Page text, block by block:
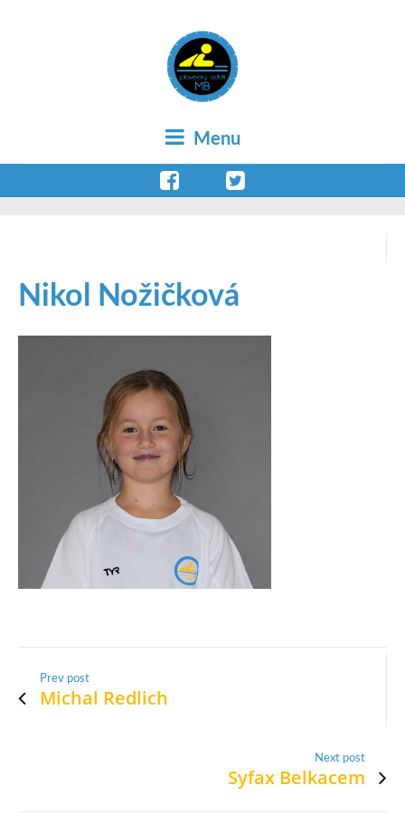
Menu
Nikol Nožičková
Prev post
Michal Redlich
Next post
Syfax Belkacem